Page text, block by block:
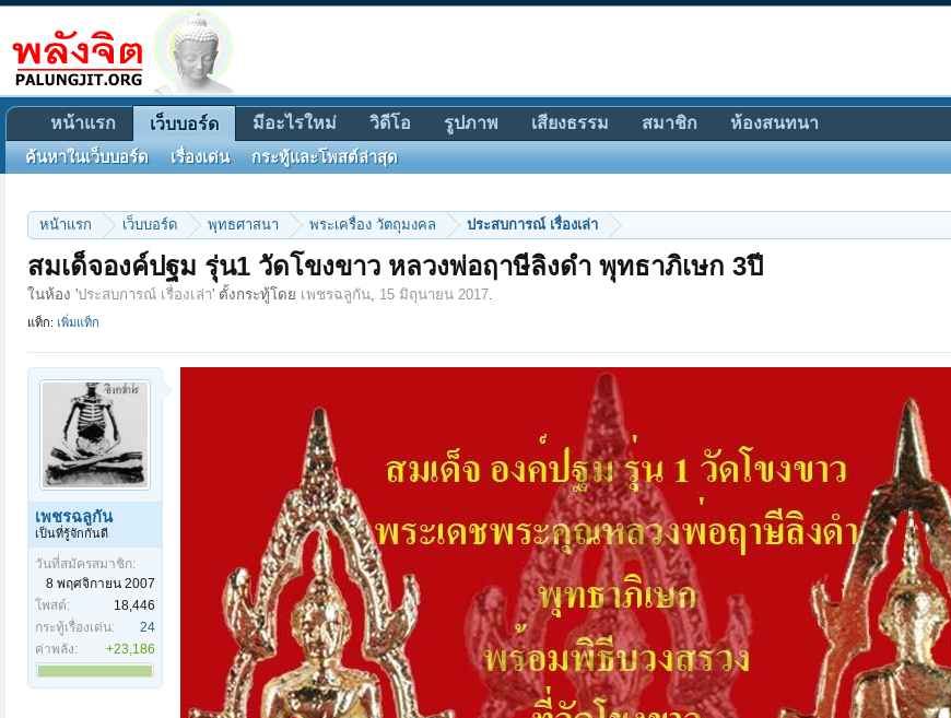
หน้าแรก เว็บบอร์ด พุทธศาสนา พระเครื่อง วัตถุมงคล ประสบการณ์ เรื่องเล่า
สมเด็จองค์ปฐม รุ่น1 วัดโขงขาว หลวงพ่อฤาษีลิงดำ พุทธาภิเษก 3ปี
ในห้อง 'ประสบการณ์ เรื่องเล่า' ตั้งกระทู้โดย เพชรฉลูกัน, 15 มิถุนายน 2017.
แท็ก: เพิ่มแท็ก
เพชรฉลูกัน
เป็นที่รู้จักกันดี
วันที่สมัครสมาชิก:
8 พฤศจิกายน 2007
โพสต์:
18,446
กระทู้เรื่องเด่น:
24
ค่าพลัง:
+23,186
หน้าแรก เว็บบอร์ด
ค้นหาในเว็บบอร์ด เรื่องเด่น กระทู้และโพสต์ล่าสุด
มีอะไรใหม่ วิดีโอ รูปภาพ เสียงธรรม สมาชิก ห้องสนทนา